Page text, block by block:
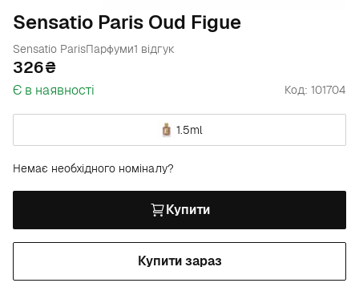
Sensatio Paris Oud Figue
Sensatio ParisПарфуми1 відгук
326
Є в наявності Код: 101704
1.5ml
Немає необхідного номіналу?
Купити
Купити зараз